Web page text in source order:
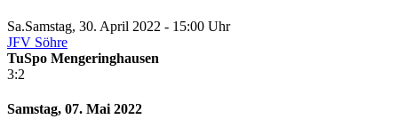
Sa.Samstag, 30. April 2022 - 15:00 Uhr
JFV Söhre
TuSpo Mengeringhausen
3:2
Samstag, 07. Mai 2022